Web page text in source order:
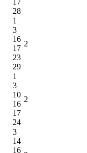
28
1
3
16
17
23
29
2
1
3
10
16
17
24
2
3
14
16